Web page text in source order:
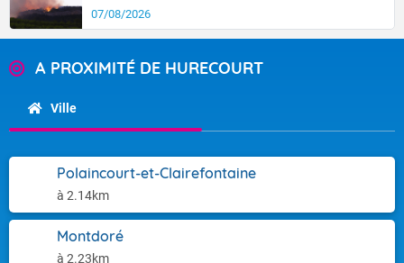
07/08/2026
A PROXIMITÉ DE HURECOURT
Ville
Polaincourt-et-Clairefontaine
à 2.14km
Montdoré
à 2.23km